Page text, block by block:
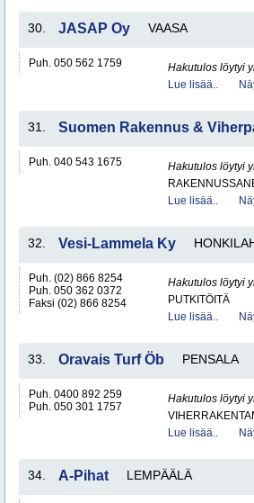
30. JASAP Oy VAASA
Puh. 050 562 1759
Hakutulos löytyi
Lue lisää..
31. Suomen Rakennus &
Puh. 040 543 1675
Hakutulos löytyi
Lue lisää..
32. Vesi-Lammela Ky
Puh. (02) 866 8254
Puh. 050 362 0372
Faksi (02) 866 8254
Hakutulos löytyi
PUTKITÖITÄ
Lue lisää..
33. Oravais Turf Öb PENSALA
Puh. 0400 892 259
Puh. 050 301 1757
Hakutulos löytyi
Lue lisää..
34. A-Pihat LEMPÄÄLÄ